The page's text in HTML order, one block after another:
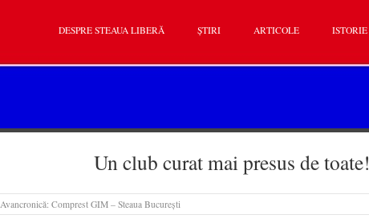
DESPRE STEAUA LIBERĂ ȘTIRI ARTICOLE ISTORIE
Un club curat mai presus de toate!
Avancronică: Comprest GIM – Steaua București